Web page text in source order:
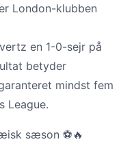
London-klubben
en 1-0-sejr på
betyder
mindst fem
League.
sæson ⚽🔥